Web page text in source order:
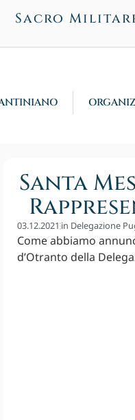
Sacro
Santa
03.12.2021 in Delegazione
Come abbiamo
d’Otranto della